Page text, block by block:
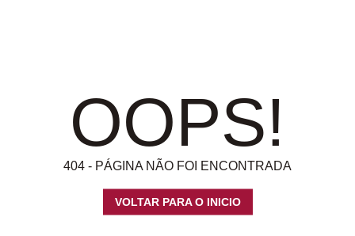
OOPS!
404 - PÁGINA NÃO FOI ENCONTRADA
VOLTAR PARA O INICIO